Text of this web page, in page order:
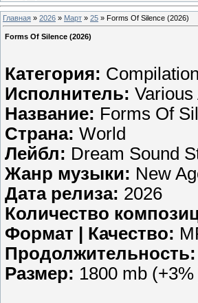
Главная » 2026 » Март » 25 » Forms Of Silence (2026)
Forms Of Silence (2026)
Категория: Compilation
Исполнитель: Various
Название: Forms Of
Страна: World
Лейбл: Dream Sound
Жанр музыки: New
Дата релиза: 2026
Количество
Формат | Качество:
Продолжительность:
Размер: 1800 mb (+3%